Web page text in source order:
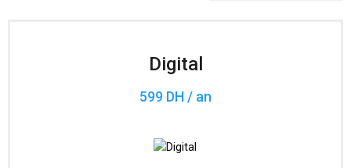
Digital
599 DH / an